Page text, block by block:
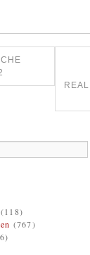
(118)
(767)